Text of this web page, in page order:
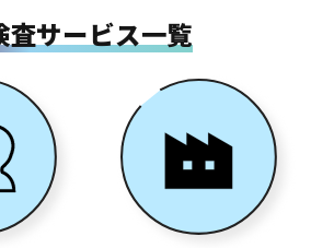
査サービス一覧